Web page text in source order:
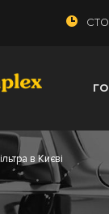
в Києві